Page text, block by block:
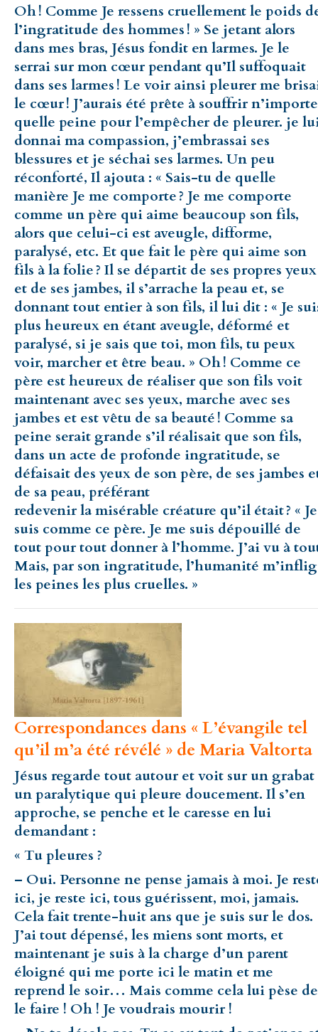
Oh ! Comme Je ressens cruellement le poids
l’ingratitude des hommes ! » Se jetant alors
dans mes bras, Jésus fondit en larmes. Je le
serrai sur mon cœur pendant qu’Il suffoquait
dans ses larmes ! Le voir ainsi pleurer me
le cœur ! J’aurais été prête à souffrir n’importe
quelle peine pour l’empêcher de pleurer. je
donnai ma compassion, j’embrassai ses
blessures et je séchai ses larmes. Un peu
réconforté, Il ajouta : « Sais-tu de quelle
manière Je me comporte ? Je me comporte
comme un père qui aime beaucoup son fils,
alors que celui-ci est aveugle, difforme,
paralysé, etc. Et que fait le père qui aime son
fils à la folie ? Il se départit de ses propres yeux
et de ses jambes, il s’arrache la peau et, se
donnant tout entier à son fils, il lui dit : « Je
plus heureux en étant aveugle, déformé et
paralysé, si je sais que toi, mon fils, tu peux
voir, marcher et être beau. » Oh ! Comme ce
père est heureux de réaliser que son fils voit
maintenant avec ses yeux, marche avec ses
jambes et est vêtu de sa beauté ! Comme sa
peine serait grande s’il réalisait que son fils,
dans un acte de profonde ingratitude, se
défaisait des yeux de son père, de ses jambes
de sa peau, préférant
redevenir la misérable créature qu’il était ? « Je
suis comme ce père. Je me suis dépouillé de
tout pour tout donner à l’homme. J’ai vu à
Mais, par son ingratitude, l’humanité
les peines les plus cruelles. »
Correspondances dans « L’évangile tel
qu’il m’a été révélé » de Maria Valtorta
Jésus regarde tout autour et voit sur un grabat
un paralytique qui pleure doucement. Il s’en
approche, se penche et le caresse en lui
demandant :
« Tu pleures ?
– Oui. Personne ne pense jamais à moi. Je
ici, je reste ici, tous guérissent, moi, jamais.
Cela fait trente-huit ans que je suis sur le dos.
J’ai tout dépensé, les miens sont morts, et
maintenant je suis à la charge d’un parent
éloigné qui me porte ici le matin et me
reprend le soir… Mais comme cela lui pèse de
le faire ! Oh ! Je voudrais mourir !